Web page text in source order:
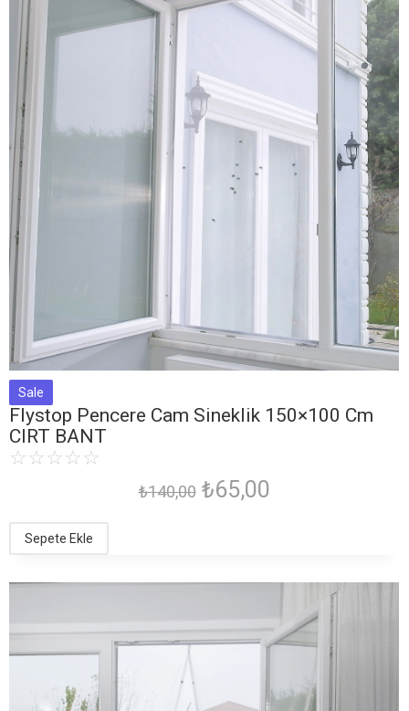
Sale
Flystop Pencere Cam Sineklik 150×100 Cm
CIRT BANT
☆☆☆☆☆
₺140,00 ₺65,00
Sepete Ekle